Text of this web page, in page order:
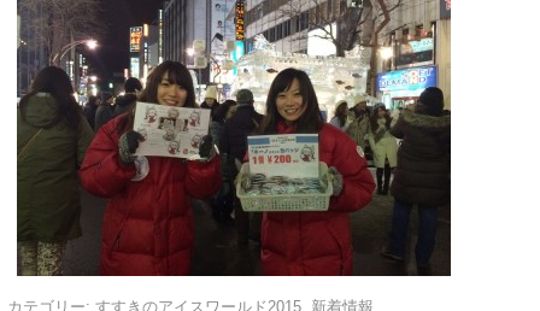
カテゴリー: すすきのアイスワールド2015 新着情報